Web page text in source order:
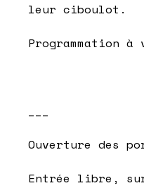
leur ciboulot.
Programmation
Ouverture des
Entrée libre,